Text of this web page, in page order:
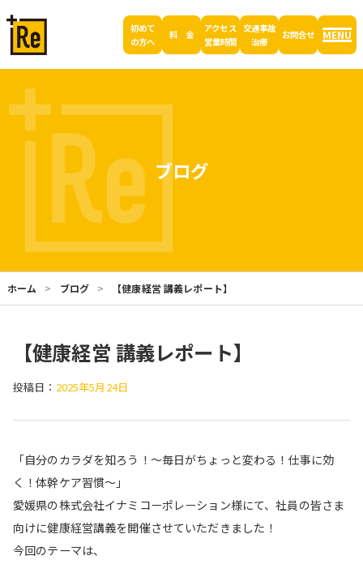
初めて
の方へ
料 金
アクセス
営業時間
交通事故
治療
お問合せ MENU
ブログ
ホーム ブログ 【健康経営 講義レポート】
【健康経営 講義レポート】
投稿日： 2025年5月24日
「自分のカラダを知ろう！〜毎日がちょっと変わる！仕事に効
く！体幹ケア習慣〜」
愛媛県の株式会社イナミコーポレーション様にて、社員の皆さま
向けに健康経営講義を開催させていただきました！
今回のテーマは、